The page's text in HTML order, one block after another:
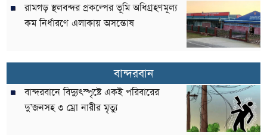
রামগড় স্থলবন্দর প্রকল্পের ভূমি অধিগ্রহণমূল্য
কম নির্ধারণে এলাকায় অসন্তোষ
বান্দরবান
বান্দরবানে বিদ্যুৎস্পৃষ্টে একই পরিবারের
দু’জনসহ ৩ ম্রো নারীর মৃত্যু